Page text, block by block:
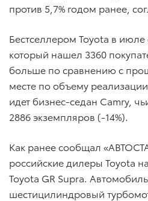
против 5,7% годом ранее,
Бестселлером Toyota в июле
который нашел 3360
больше по сравнению с
месте по объему
идет бизнес-седан Camry,
2886 экземпляров (-14%).
Как ранее сообщал
российские дилеры Toyota
Toyota GR Supra.
шестицилиндровый